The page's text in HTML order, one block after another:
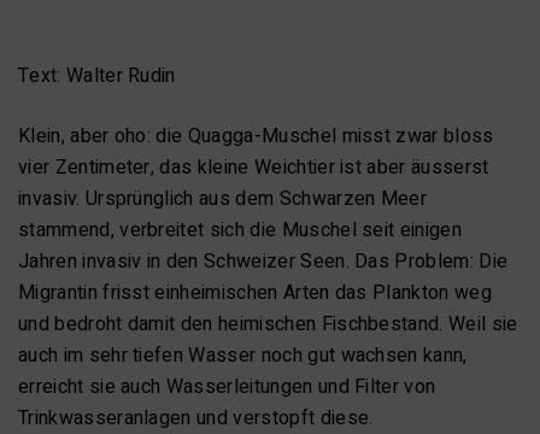
Text: Walter Rudin
Klein, aber oho: die Quagga-Muschel misst zwar bloss
vier Zentimeter, das kleine Weichtier ist aber äusserst
invasiv. Ursprünglich aus dem Schwarzen Meer
stammend, verbreitet sich die Muschel seit einigen
Jahren invasiv in den Schweizer Seen. Das Problem: Die
Migrantin frisst einheimischen Arten das Plankton weg
und bedroht damit den heimischen Fischbestand. Weil sie
auch im sehr tiefen Wasser noch gut wachsen kann,
erreicht sie auch Wasserleitungen und Filter von
Trinkwasseranlagen und verstopft diese.